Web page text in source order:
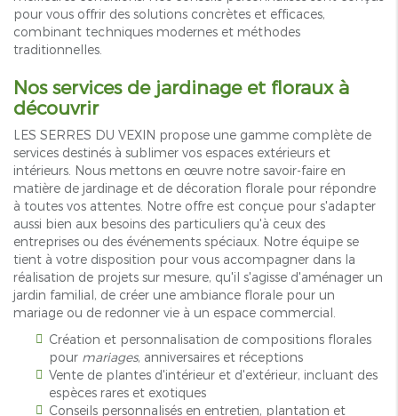
pour vous offrir des solutions concrètes et efficaces,
combinant techniques modernes et méthodes
traditionnelles.
Nos services de jardinage et floraux à
découvrir
LES SERRES DU VEXIN propose une gamme complète de
services destinés à sublimer vos espaces extérieurs et
intérieurs. Nous mettons en œuvre notre savoir-faire en
matière de jardinage et de décoration florale pour répondre
à toutes vos attentes. Notre offre est conçue pour s'adapter
aussi bien aux besoins des particuliers qu'à ceux des
entreprises ou des événements spéciaux. Notre équipe se
tient à votre disposition pour vous accompagner dans la
réalisation de projets sur mesure, qu'il s'agisse d'aménager un
jardin familial, de créer une ambiance florale pour un
mariage ou de redonner vie à un espace commercial.
Création et personnalisation de compositions florales
pour mariages, anniversaires et réceptions
Vente de plantes d'intérieur et d'extérieur, incluant des
espèces rares et exotiques
Conseils personnalisés en entretien, plantation et